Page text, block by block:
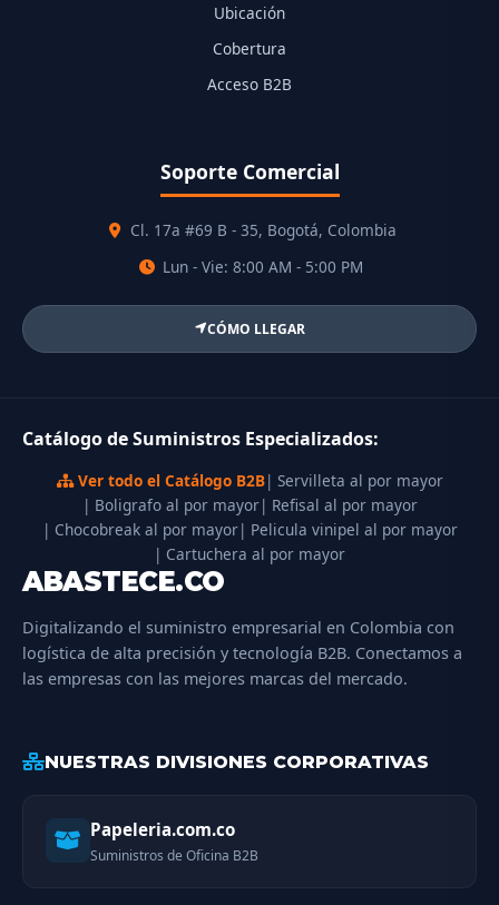
Ubicación
Cobertura
Acceso B2B
Soporte Comercial
Cl. 17a #69 B - 35, Bogotá, Colombia
Lun - Vie: 8:00 AM - 5:00 PM
CÓMO LLEGAR
Catálogo de Suministros Especializados:
Ver todo el Catálogo B2B| Servilleta al por mayor
| Boligrafo al por mayor| Refisal al por mayor
| Chocobreak al por mayor| Pelicula vinipel al por mayor
| Cartuchera al por mayor
ABASTECE.CO
Digitalizando el suministro empresarial en Colombia con
logística de alta precisión y tecnología B2B. Conectamos a
las empresas con las mejores marcas del mercado.
NUESTRAS DIVISIONES CORPORATIVAS
Papeleria.com.co
Suministros de Oficina B2B